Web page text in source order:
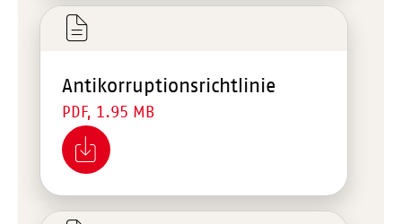
Antikorruptionsrichtlinie
PDF, 1.95 MB